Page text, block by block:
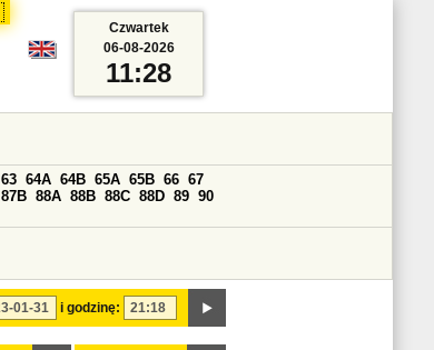
i godzinę:
63 64A 64B 65A 65B 66 67
87B 88A 88B 88C 88D 89 90
Czwartek
06-08-2026
11:28